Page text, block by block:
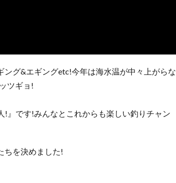
グ&エギングetc!今年は海水温が中々上がらな
ツギョ!
』です!みんなとこれからも楽しい釣りチャン
ちを決めました!